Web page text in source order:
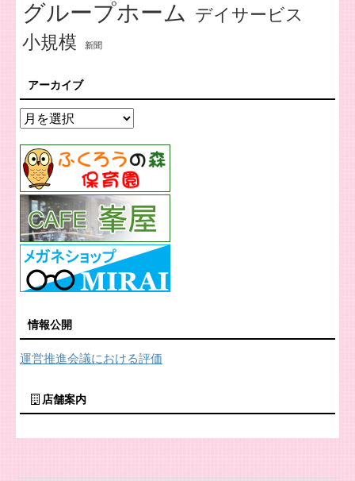
グループホーム デイサービス
小規模 新聞
アーカイブ
情報公開
運営推進会議における評価
店舗案内